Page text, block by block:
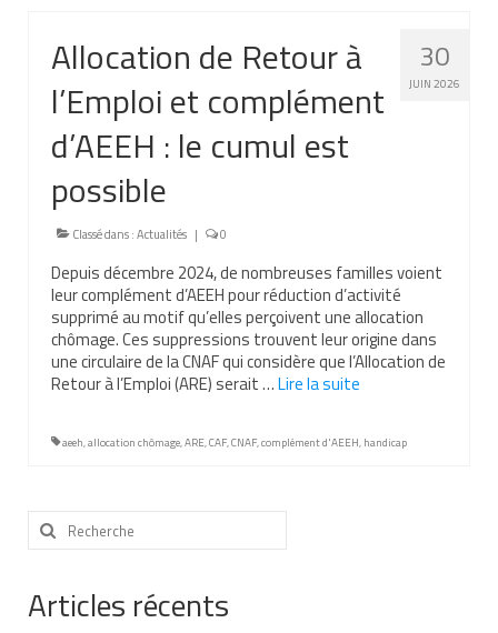
Nos missions et nos valeurs
Notre équipe
Nous contacter
Nos partenaires
Nos livres
Nos livres adaptés
Soins bucco-dentaires
Les troubles sensoriels
Projet de vie
Demande d’allocations
Taux de handicap et carte d’invalidité
30
JUIN 2026
Allocation de Retour à
l’Emploi et complément
d’AEEH : le cumul est
possible
Classé dans :Actualités | 0
Depuis décembre 2024, de nombreuses familles voient
leur complément d’AEEH pour réduction d’activité
supprimé au motif qu’elles perçoivent une allocation
chômage. Ces suppressions trouvent leur origine dans
une circulaire de la CNAF qui considère que l’Allocation de
Retour à l’Emploi (ARE) serait …Lire la suite­­
aeeh,allocation chômage,ARE,CAF,CNAF,complément d'AEEH, handicap
Rechercher
:
Articles récents